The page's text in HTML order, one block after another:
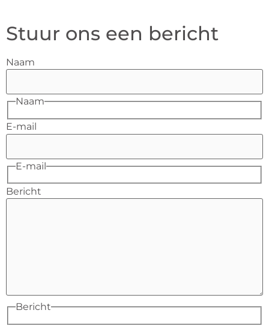
Stuur ons een bericht
Naam
Naam
E-mail
E-mail
Bericht
Bericht